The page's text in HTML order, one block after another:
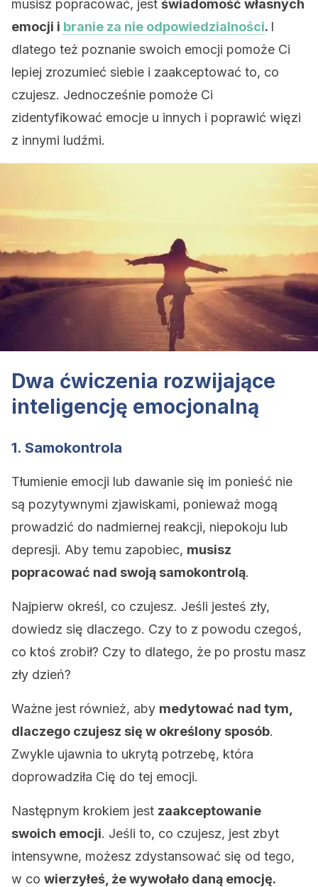
musisz popracować, jest świadomość własnych
emocji i branie za nie odpowiedzialności. I
dlatego też poznanie swoich emocji pomoże Ci
lepiej zrozumieć siebie i zaakceptować to, co
czujesz. Jednocześnie pomoże Ci
zidentyfikować emocje u innych i poprawić więzi
z innymi ludźmi.
Dwa ćwiczenia rozwijające
inteligencję emocjonalną
1. Samokontrola
Tłumienie emocji lub dawanie się im ponieść nie
są pozytywnymi zjawiskami, ponieważ mogą
prowadzić do nadmiernej reakcji, niepokoju lub
depresji. Aby temu zapobiec, musisz
popracować nad swoją samokontrolą.
Najpierw określ, co czujesz. Jeśli jesteś zły,
dowiedz się dlaczego. Czy to z powodu czegoś,
co ktoś zrobił? Czy to dlatego, że po prostu masz
zły dzień?
Ważne jest również, aby medytować nad tym,
dlaczego czujesz się w określony sposób.
Zwykle ujawnia to ukrytą potrzebę, która
doprowadziła Cię do tej emocji.
Następnym krokiem jest zaakceptowanie
swoich emocji. Jeśli to, co czujesz, jest zbyt
intensywne, możesz zdystansować się od tego,
w co wierzyłeś, że wywołało daną emocję.